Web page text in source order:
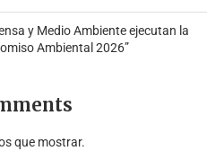
y Medio Ambiente ejecutan la
Ambiental 2026”
que mostrar.